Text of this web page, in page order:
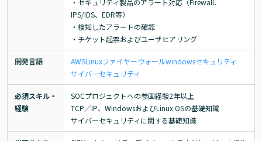
・セキュリティ製品のアラート対応（Firewall、
IPS/IDS、EDR等）
・検知したアラートの確認
・チケット起票およびユーザヒアリング
開発言語 AWSLinuxファイヤーウォールwindowsセキュリティ
サイバーセキュリティ
必須スキル・
経験
SOCプロジェクトへの参画経験2年以上
TCP／IP、WindowsおよびLinux OSの基礎知識
サイバーセキュリティに関する基礎知識